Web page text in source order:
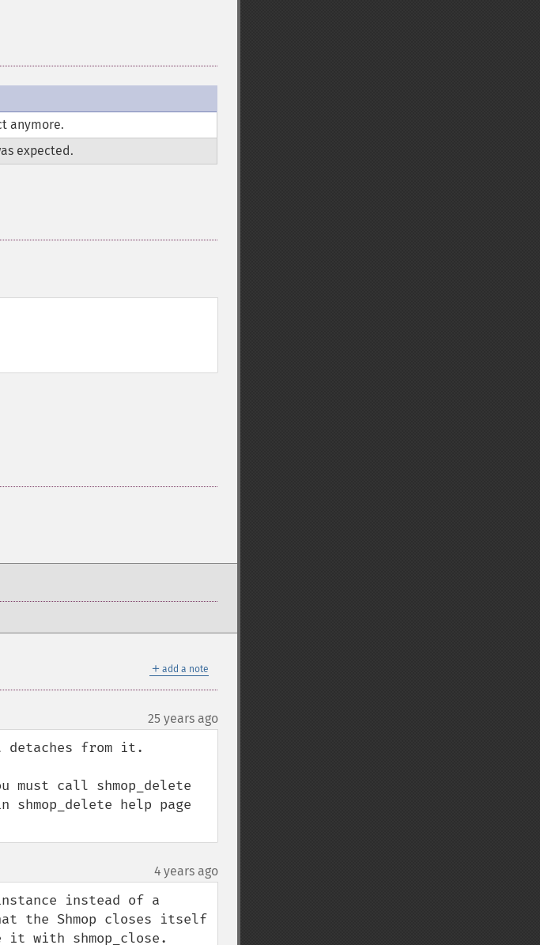
anymore.
expected.
＋ add a note
25 years ago
detaches from it.
call shmop_delete
help page
4 years ago
instead of a
the Shmop closes itself
with shmop_close.